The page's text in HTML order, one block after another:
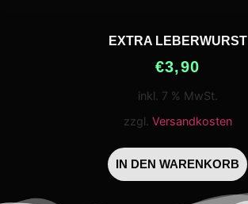
EXTRA LEBERWURST
€3,90
inkl. 7 % MwSt.
zzgl. Versandkosten
IN DEN WARENKORB